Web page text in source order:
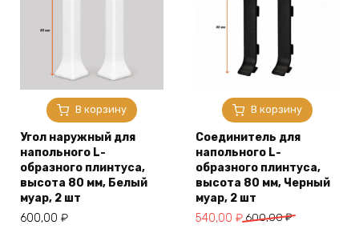
В корзину
Угол наружный для
напольного L-
образного плинтуса,
высота 80 мм, Белый
муар, 2 шт
600,00 ₽
В корзину
Соединитель для
напольного L-
образного плинтуса,
высота 80 мм, Черный
муар, 2 шт
600,00₽
Первоначальная
540,00 ₽
Текущая